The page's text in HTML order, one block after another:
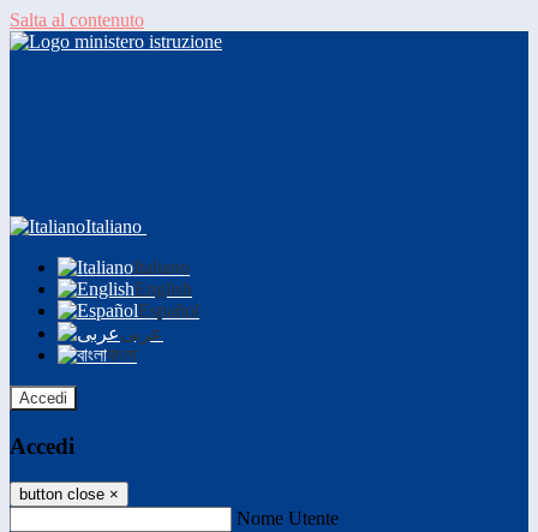
Salta al contenuto
Italiano
Italiano
English
Español
عربى
বাংলা
Accedi
Accedi
button close ×
Nome Utente